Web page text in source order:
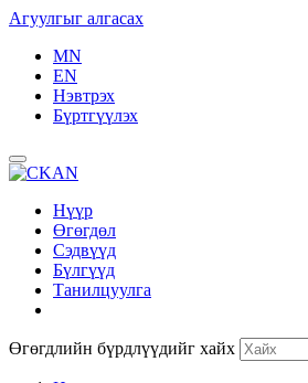
Агуулгыг алгасах
MN
EN
Нэвтрэх
Бүртгүүлэх
Нүүр
Өгөгдөл
Сэдвүүд
Бүлгүүд
Танилцуулга
Өгөгдлийн бүрдлүүдийг хайх